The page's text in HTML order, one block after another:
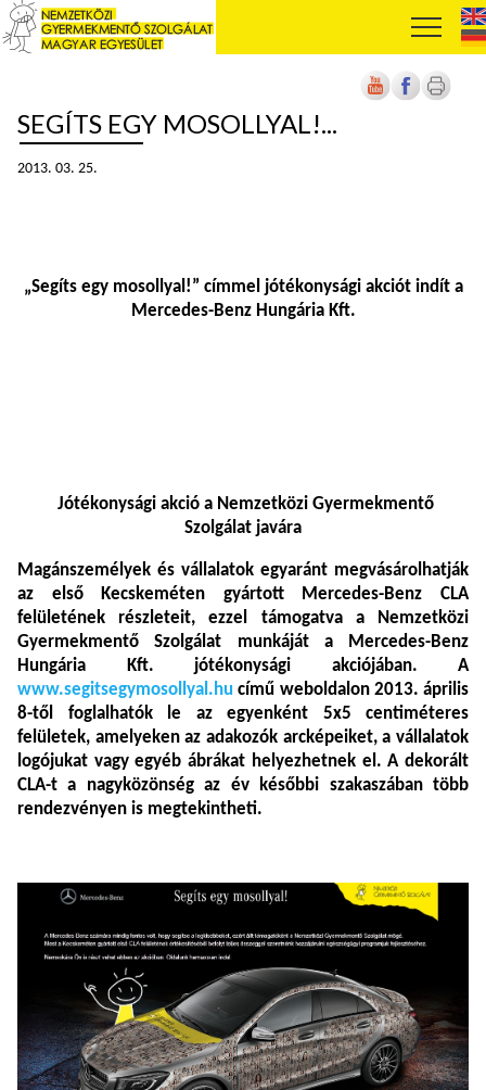
SEGÍTS EGY MOSOLLYAL!...
2013. 03. 25.
„Segíts egy mosollyal!” címmel jótékonysági akciót indít a
Mercedes-Benz Hungária Kft.
Jótékonysági akció a Nemzetközi Gyermekmentő
Szolgálat javára
Magánszemélyek és vállalatok egyaránt megvásárolhatják
az első Kecskeméten gyártott Mercedes-Benz CLA
felületének részleteit, ezzel támogatva a Nemzetközi
Gyermekmentő Szolgálat munkáját a Mercedes-Benz
Hungária Kft. jótékonysági akciójában. A
www.segitsegymosollyal.hu című weboldalon 2013. április
8-től foglalhatók le az egyenként 5x5 centiméteres
felületek, amelyeken az adakozók arcképeiket, a vállalatok
logójukat vagy egyéb ábrákat helyezhetnek el. A dekorált
CLA-t a nagyközönség az év későbbi szakaszában több
rendezvényen is megtekintheti.